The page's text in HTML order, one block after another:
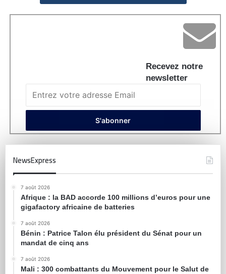
Recevez notre
newsletter
NewsExpress
7 août 2026
Afrique : la BAD accorde 100 millions d’euros pour une
gigafactory africaine de batteries
7 août 2026
Bénin : Patrice Talon élu président du Sénat pour un
mandat de cinq ans
7 août 2026
Mali : 300 combattants du Mouvement pour le Salut de